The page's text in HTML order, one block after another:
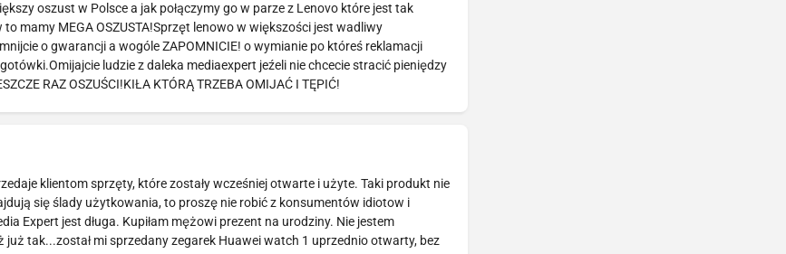
oszust w Polsce a jak połączymy go w parze z Lenovo które jest tak
mamy MEGA OSZUSTA!Sprzęt lenowo w większości jest wadliwy
o gwarancji a wogóle ZAPOMNICIE! o wymianie po któreś reklamacji
ludzie z daleka mediaexpert jeźeli nie chcecie stracić pieniędzy
RAZ OSZUŚCI!KIŁA KTÓRĄ TRZEBA OMIJAĆ I TĘPIĆ!
klientom sprzęty, które zostały wcześniej otwarte i użyte. Taki produkt nie
się ślady użytkowania, to proszę nie robić z konsumentów idiotow i
Expert jest długa. Kupiłam mężowi prezent na urodziny. Nie jestem
tak...został mi sprzedany zegarek Huawei watch 1 uprzednio otwarty, bez